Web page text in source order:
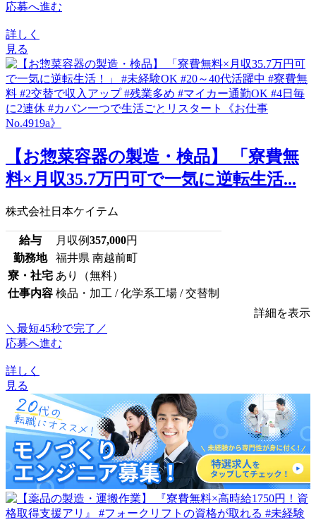
応募へ進む
詳しく
見る
【お惣菜容器の製造・検品】 「寮費無
料×月収35.7万円可で一気に逆転生活...
株式会社日本ケイテム
給与 月収例357,000円
勤務地
福井県 南越前町
寮・社宅 あり（無料）
仕事内容 検品・加工 / 化学系工場 / 交替制
詳細を表示
＼最短45秒で完了／
応募へ進む
詳しく
見る